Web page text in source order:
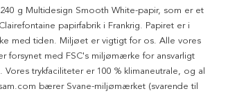
g Multidesign Smooth White-papir, som er et
papirfabrik i Frankrig. Papiret er i
med tiden. Miljøet er vigtigt for os. Alle vores
forsynet med FSC's miljømærke for ansvarligt
trykfaciliteter er 100 % klimaneutrale, og al
bærer Svane-miljømærket (svarende til